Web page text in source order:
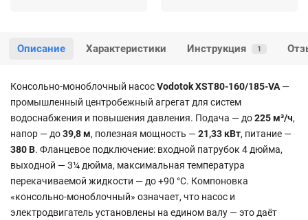
Описание Характеристики Инструкция 1
Консольно-моноблочный насосVodotok XST80-160/185-VA—
промышленный центробежный агрегат для систем
водоснабжения и повышения давления. Подача — до225 м³/ч,
напор — до39,8 м, полезная мощность —21,33 кВт, питание —
380 В. Фланцевое подключение: входной патрубок 4 дюйма,
выходной — 3¼ дюйма, максимальная температура
перекачиваемой жидкости — до +90 °C. Компоновка
«консольно-моноблочный» означает, что насос и
электродвигатель установлены на едином валу — это даёт